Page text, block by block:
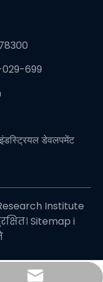
699
डेवलपमेंट
Institute
Sitemap i